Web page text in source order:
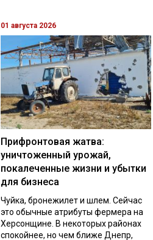
01 августа 2026
Прифронтовая жатва:
уничтоженный урожай,
покалеченные жизни и убытки
для бизнеса
Чуйка, бронежилет и шлем. Сейчас
это обычные атрибуты фермера на
Херсонщине. В некоторых районах
спокойнее, но чем ближе Днепр,